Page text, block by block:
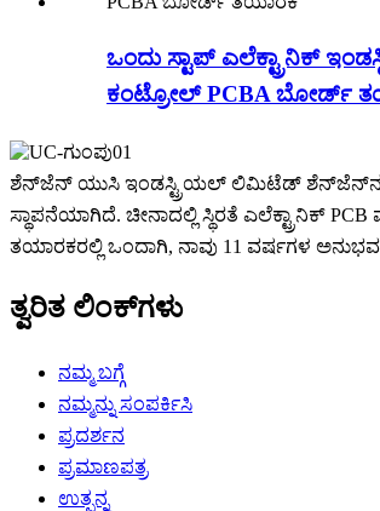
ಒಂದು ಸ್ಟಾಪ್ ಎಲೆಕ್ಟ್ರಾನಿಕ್
ಕಂಟ್ರೋಲ್ PCBA ಬೋರ್ಡ್
ಶೆನ್‌ಜೆನ್ ಯುಸಿ ಇಂಡಸ್ಟ್ರಿಯಲ್ ಲಿಮಿಟೆಡ್
ಸ್ಥಾಪನೆಯಾಗಿದೆ. ಚೀನಾದಲ್ಲಿ ಸ್ಥಿರತೆ ಎಲೆಕ್ಟ್ರಾನಿಕ್ PCB
ತಯಾರಕರಲ್ಲಿ ಒಂದಾಗಿ, ನಾವು 11 ವರ್ಷಗಳ
ತ್ವರಿತ ಲಿಂಕ್‌ಗಳು
ನಮ್ಮ ಬಗ್ಗೆ
ನಮ್ಮನ್ನು ಸಂಪರ್ಕಿಸಿ
ಪ್ರದರ್ಶನ
ಪ್ರಮಾಣಪತ್ರ
ಉತ್ಪನ್ನ